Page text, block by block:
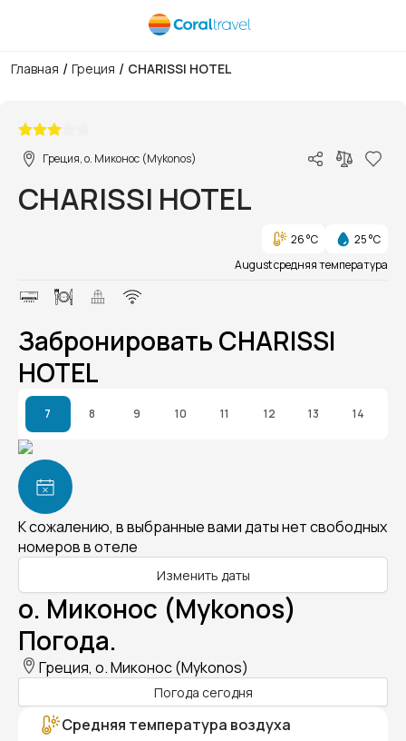
Главная / Греция / CHARISSI HOTEL
Греция, о. Миконос (Mykonos)
CHARISSI HOTEL
26 °C
25 °C
August средняя температура
Забронировать CHARISSI
HOTEL
7 8 9 10 11 12 13 14
К сожалению, в выбранные вами даты нет свободных
номеров в отеле
Изменить даты
о. Миконос (Mykonos)
Погода.
Греция, о. Миконос (Mykonos)
Погода сегодня
Средняя температура воздуха